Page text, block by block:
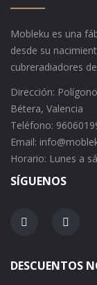
Mobleku es una
desde su
cubreradiadores
Dirección:
Bétera, Valencia
Teléfono:
Email:
Horario: Lunes a
SÍGUENOS
DESCUENTOS